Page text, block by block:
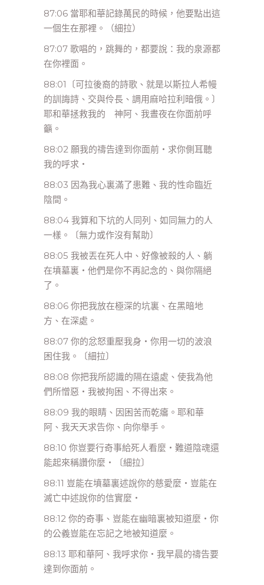
87:06 當耶和華記錄萬民的時候，他要點出這
一個生在那裡。（細拉）
87:07 歌唱的，跳舞的，都要說：我的泉源都
在你裡面。
88:01〔可拉後裔的詩歌、就是以斯拉人希幔
的訓誨詩、交與伶長、調用麻哈拉利暗俄。〕
耶和華拯救我的 神阿、我晝夜在你面前呼
籲。
88:02 願我的禱告達到你面前‧求你側耳聽
我的呼求‧
88:03 因為我心裏滿了患難、我的性命臨近
陰間。
88:04 我算和下坑的人同列、如同無力的人
一樣。〔無力或作沒有幫助〕
88:05 我被丟在死人中、好像被殺的人、躺
在墳墓裏‧他們是你不再記念的、與你隔絕
了。
88:06 你把我放在極深的坑裏、在黑暗地
方、在深處。
88:07 你的忿怒重壓我身‧你用一切的波浪
困住我。〔細拉〕
88:08 你把我所認識的隔在遠處、使我為他
們所憎惡‧我被拘困、不得出來。
88:09 我的眼睛、因困苦而乾癟。耶和華
阿、我天天求告你、向你舉手。
88:10 你豈要行奇事給死人看麼‧難道陰魂還
能起來稱讚你麼‧〔細拉〕
88:11 豈能在墳墓裏述說你的慈愛麼‧豈能在
滅亡中述說你的信實麼‧
88:12 你的奇事、豈能在幽暗裏被知道麼‧你
的公義豈能在忘記之地被知道麼。
88:13 耶和華阿、我呼求你‧我早晨的禱告要
達到你面前。